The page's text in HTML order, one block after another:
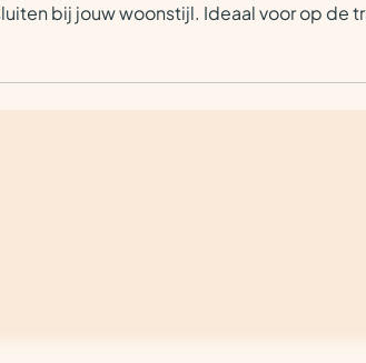
bij jouw woonstijl. Ideaal voor op de